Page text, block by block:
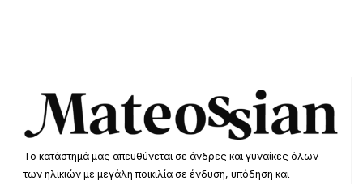
Το κατάστημά μας απευθύνεται σε άνδρες και γυναίκες όλων
των ηλικιών με μεγάλη ποικιλία σε ένδυση, υπόδηση και